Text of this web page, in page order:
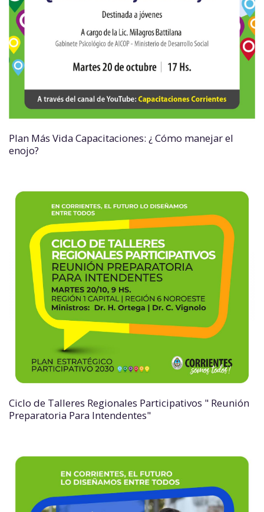
Plan Más Vida Capacitaciones: ¿ Cómo manejar el
enojo?
Ciclo de Talleres Regionales Participativos " Reunión
Preparatoria Para Intendentes"